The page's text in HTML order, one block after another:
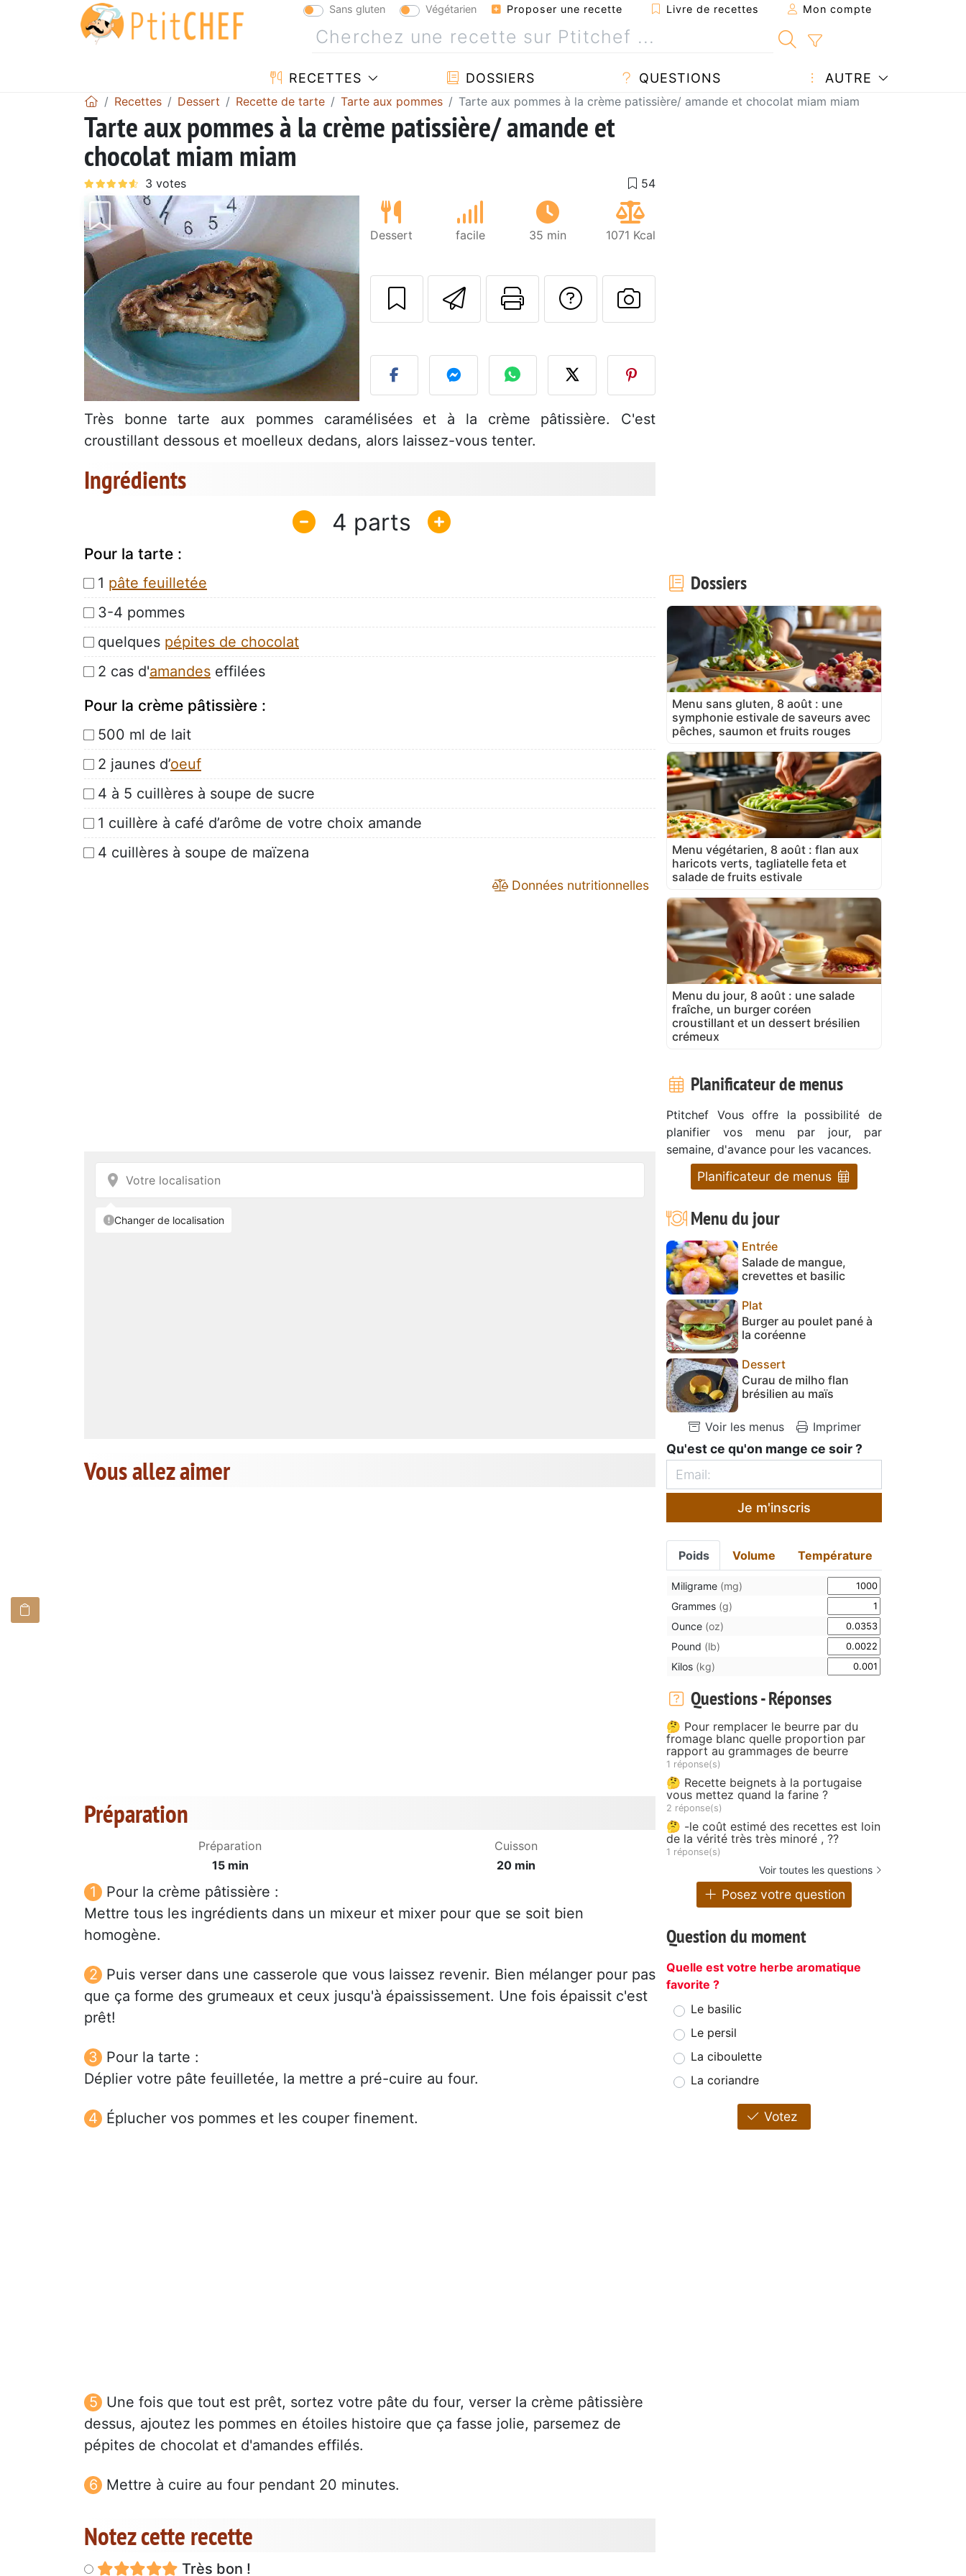
Sans gluten Végétarien Proposer une recette Livre de recettes Mon compte
RECETTES DOSSIERS QUESTIONS AUTRE
Recettes Dessert Recette de tarte Tarte aux pommes Tarte aux pommes à la crème patissière/ amande et chocolat miam miam
Tarte aux pommes à la crème patissière/ amande et
chocolat miam miam
Dessert facile 35 min 1071 Kcal
Envoyer cette recette à un ami
Imprimer cette page
Poser une question à l'auteur
Publier votre photo de cette
Très bonne tarte aux pommes caramélisées et à la crème pâtissière. C'est
croustillant dessous et moelleux dedans, alors laissez-vous tenter.
Ingrédients
4
Pour la tarte :
1 pâte feuilletée
3-4 pommes
quelques pépites de chocolat
2 cas d'amandes effilées
Pour la crème pâtissière :
500 ml de lait
2 jaunes d’oeuf
4 à 5 cuillères à soupe de sucre
1 cuillère à café d’arôme de votre choix amande
4 cuillères à soupe de maïzena
Données nutritionnelles
Vous allez aimer
Préparation
Préparation
15 min
Cuisson
20 min
Pour la crème pâtissière :
Mettre tous les ingrédients dans un mixeur et mixer pour que se soit bien
homogène.
Puis verser dans une casserole que vous laissez revenir. Bien mélanger pour pas
que ça forme des grumeaux et ceux jusqu'à épaississement. Une fois épaissit c'est
prêt!
Pour la tarte :
Déplier votre pâte feuilletée, la mettre a pré-cuire au four.
Éplucher vos pommes et les couper finement.
Une fois que tout est prêt, sortez votre pâte du four, verser la crème pâtissière
dessus, ajoutez les pommes en étoiles histoire que ça fasse jolie, parsemez de
pépites de chocolat et d'amandes effilés.
Mettre à cuire au four pendant 20 minutes.
Notez cette recette
Très bon !
Dossiers
Menu sans gluten, 8 août : une
symphonie estivale de saveurs avec
pêches, saumon et fruits rouges
Menu végétarien, 8 août : flan aux
haricots verts, tagliatelle feta et
salade de fruits estivale
Menu du jour, 8 août : une salade
fraîche, un burger coréen
croustillant et un dessert brésilien
crémeux
Planificateur de menus
Ptitchef Vous offre la possibilité de
planifier vos menu par jour, par
semaine, d'avance pour les vacances.
Planificateur de menus
Menu du jour
Entrée
Salade de mangue,
crevettes et basilic
Plat
Burger au poulet pané à
la coréenne
Dessert
Curau de milho flan
brésilien au maïs
Voir les menus Imprimer
Qu'est ce qu'on mange ce soir ?
Je m'inscris
Poids Volume Température
Miligrame (mg)
Grammes (g)
Ounce (oz)
Pound (lb)
Kilos (kg)
Questions - Réponses
🤔 Pour remplacer le beurre par du
fromage blanc quelle proportion par
rapport au grammages de beurre
1 réponse(s)
🤔 Recette beignets à la portugaise
vous mettez quand la farine ?
2 réponse(s)
🤔 -le coût estimé des recettes est loin
de la vérité très très minoré , ??
1 réponse(s)
Voir toutes les questions
Posez votre question
Question du moment
Quelle est votre herbe aromatique
favorite ?
Le basilic
Le persil
La ciboulette
La coriandre
Votez